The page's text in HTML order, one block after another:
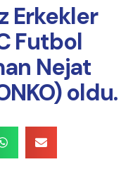
Erkekler
Futbol
Nejat
oldu.